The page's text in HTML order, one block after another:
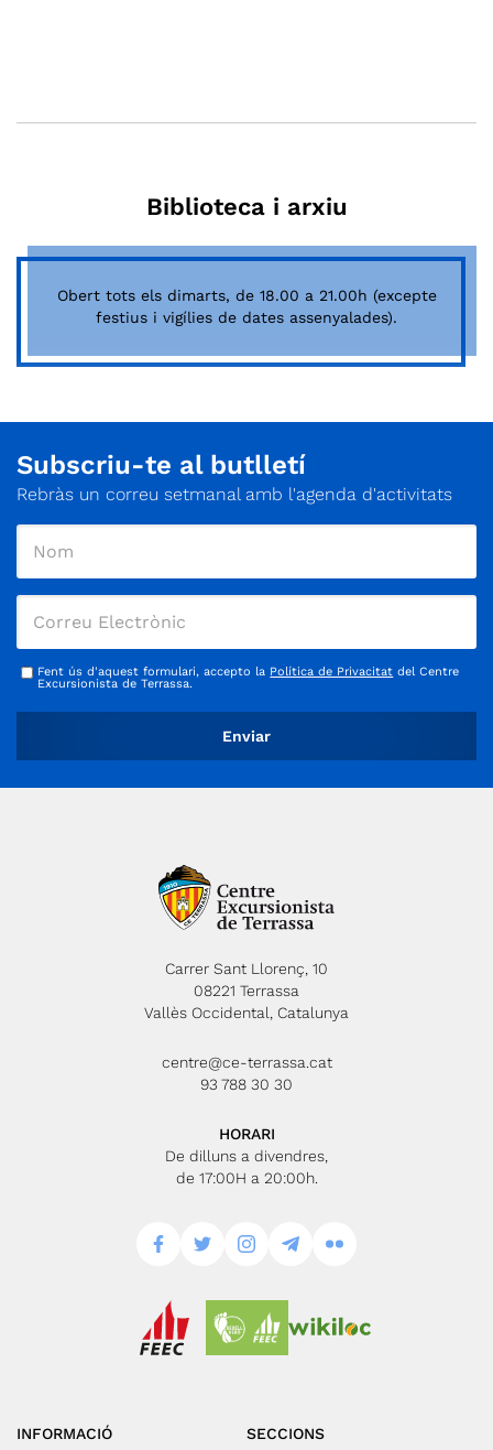
Biblioteca i arxiu
Obert tots els dimarts, de 18.00 a 21.00h (excepte
festius i vigílies de dates assenyalades).
Subscriu-te al butlletí
Rebràs un correu setmanal amb l'agenda d'activitats
Fent ús d'aquest formulari, accepto la Política de Privacitat del Centre
Excursionista de Terrassa.
Carrer Sant Llorenç, 10
08221 Terrassa
Vallès Occidental, Catalunya
centre@ce-terrassa.cat
93 788 30 30
HORARI
De dilluns a divendres,
de 17:00H a 20:00h.
INFORMACIÓ SECCIONS